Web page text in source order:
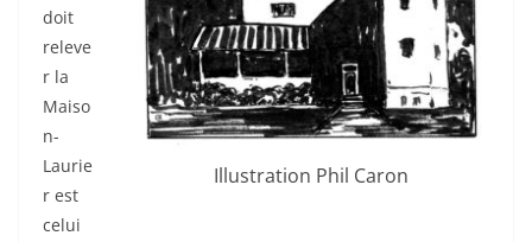
Illustration Phil Caron
doit
releve
r la
Maiso
n-
Laurie
r est
celui